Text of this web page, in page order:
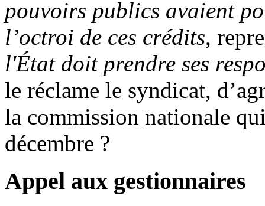
pouvoirs publics avaient
l’octroi de ces crédits,
l'État doit prendre ses
le réclame le syndicat,
la commission nationale
décembre ?
Appel aux gestionnaires